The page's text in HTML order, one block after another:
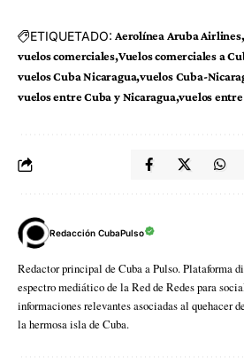
ETIQUETADO: Aerolínea Aruba Airlines
vuelos comerciales Vuelos comerciales a
vuelos Cuba Nicaragua vuelos Cuba-
vuelos entre Cuba y Nicaragua vuelos
Redacción CubaPulso
Redactor principal de Cuba a Pulso. Plataforma
espectro mediático de la Red de Redes para
informaciones relevantes asociadas al quehacer
la hermosa isla de Cuba.